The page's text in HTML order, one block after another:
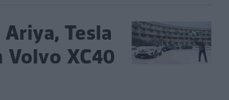
Tesla
Volvo XC40